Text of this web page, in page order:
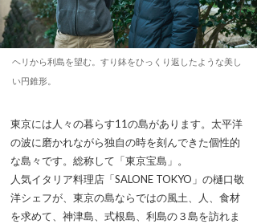
ヘリから利島を望む。すり鉢をひっくり返したような美し
い円錐形。
東京には人々の暮らす11の島があります。太平洋
の波に磨かれながら独自の時を刻んできた個性的
な島々です。総称して「東京宝島」。
人気イタリア料理店「SALONE TOKYO」の樋口敬
洋シェフが、東京の島ならではの風土、人、食材
を求めて、神津島、式根島、利島の３島を訪れま